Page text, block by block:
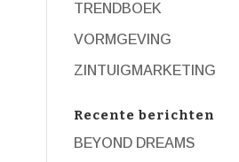
TRENDBOEK
VORMGEVING
ZINTUIGMARKETING
Recente berichten
BEYOND DREAMS